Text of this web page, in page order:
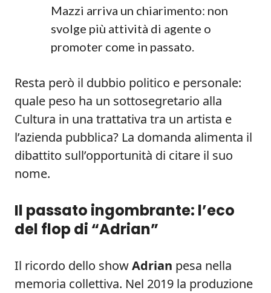
Mazzi arriva un chiarimento: non
svolge più attività di agente o
promoter come in passato.
Resta però il dubbio politico e personale:
quale peso ha un sottosegretario alla
Cultura in una trattativa tra un artista e
l’azienda pubblica? La domanda alimenta il
dibattito sull’opportunità di citare il suo
nome.
Il passato ingombrante: l’eco
del flop di “Adrian”
Il ricordo dello showAdrian pesa nella
memoria collettiva. Nel 2019 la produzione